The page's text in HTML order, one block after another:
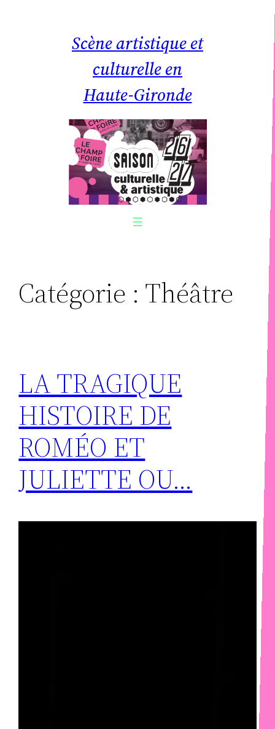
Scène artistique et
culturelle en
Haute-Gironde
Catégorie : Théâtre
LA TRAGIQUE
HISTOIRE DE
ROMÉO ET
JULIETTE OU…